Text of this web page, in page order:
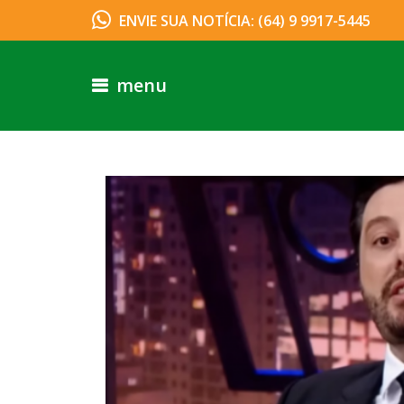
ENVIE SUA NOTÍCIA: (64) 9 9917-5445
menu